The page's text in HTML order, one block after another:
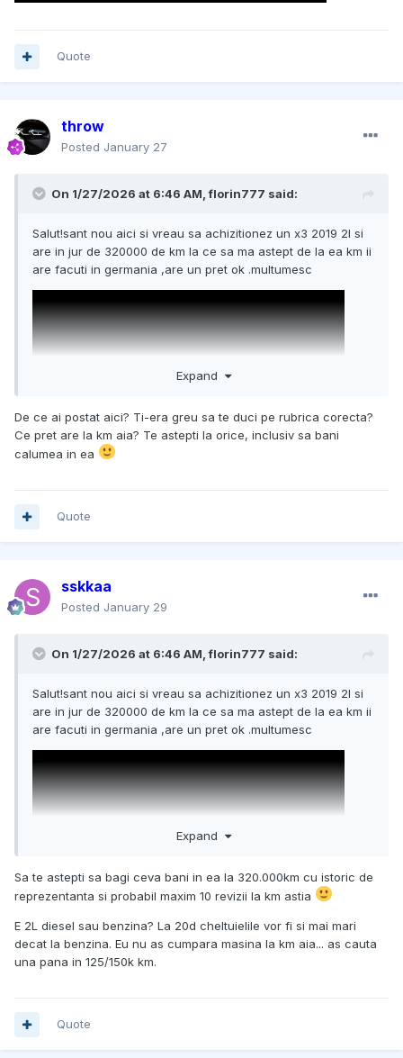
Quote
throw
Posted January 27
On 1/27/2026 at 6:46 AM,florin777 said:
Salut!sant nou aici si vreau sa achizitionez un x3 2019 2l si
are in jur de 320000 de km la ce sa ma astept de la ea km ii
are facuti in germania ,are un pret ok .multumesc
Expand
De ce ai postat aici? Ti-era greu sa te duci pe rubrica corecta?
Ce pret are la km aia? Te astepti la orice, inclusiv sa bani
calumea in ea
Quote
sskkaa
Posted January 29
On 1/27/2026 at 6:46 AM,florin777 said:
Salut!sant nou aici si vreau sa achizitionez un x3 2019 2l si
are in jur de 320000 de km la ce sa ma astept de la ea km ii
are facuti in germania ,are un pret ok .multumesc
Expand
Sa te astepti sa bagi ceva bani in ea la 320.000km cu istoric de
reprezentanta si probabil maxim 10 revizii la km astia
E 2L diesel sau benzina? La 20d cheltuielile vor fi si mai mari
decat la benzina. Eu nu as cumpara masina la km aia... as cauta
una pana in 125/150k km.
Quote